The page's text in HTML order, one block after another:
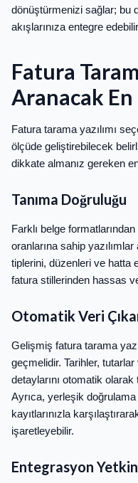
dönüştürmenizi sağlar; bu
akışlarınıza entegre
Fatura
Aranacak
Fatura tarama yazılımı
ölçüde geliştirebilecek
dikkate almanız gereken
Tanıma Doğruluğu
Farklı belge
oranlarına sahip
tiplerini, düzenleri ve hatta
fatura stillerinden hassas
Otomatik Veri
Gelişmiş fatura tarama
geçmelidir. Tarihler,
detaylarını otomatik olarak
Ayrıca, yerleşik
kayıtlarınızla
işaretleyebilir.
Entegrasyon